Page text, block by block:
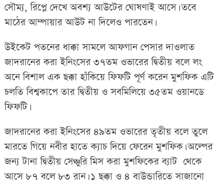
সৌম্য, রিপ্লে দেখে অবশ্য আউটের ঘোষণাই আসে। তবে
মাঠের আম্পায়ার আউট না দিলেও পারতেন।
উইকেট পতনের ধাক্কা সামলে আফগান পেসার দাওলাত
জাদরানের করা ইনিংসের ৩৭তম ওভারের দ্বিতীয় বলে লং
অনে বিশাল এক ছক্কা হাঁকিয়ে ফিফটি পূর্ণ করেন মুশফিক এটি
চলতি বিশ্বকাপে তার দ্বিতীয় ও সবমিলিয়ে ৩৫তম ওয়ানডে
ফিফটি।
জাদরানের করা ইনিংসের ৪৯তম ওভারের তৃতীয় বলে তুলে
মারতে গিয়ে নবীর হাতে ক্যাচ দিয়ে ফেরেন মুশফিক। অল্পের
জন্য টানা দ্বিতীয় সেঞ্চুরি মিস করা মুশফিকের ব্যাট থেকে
আসে ৮৭ বলে ৮৩ রান। ১ ছক্কা ও ৪ বাউন্ডারিতে সাজানো